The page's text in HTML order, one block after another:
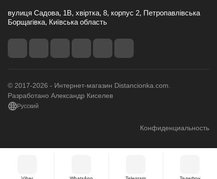
вулиця Садова, 1В, хвіртка, 8, корпус 2, Петропавлівська
Борщагівка, Київська область
© 2017-2026 - Интернет-магазин Distancionka.com.
Разработано Александр Киселев
Русский
Конфиденциальность